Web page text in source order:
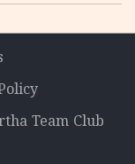
Team Club